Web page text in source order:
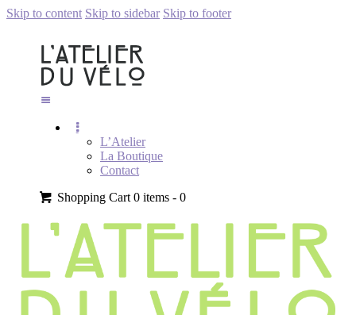
Skip to content Skip to sidebar Skip to footer
L’Atelier
La Boutique
Contact
Shopping Cart 0 items -0